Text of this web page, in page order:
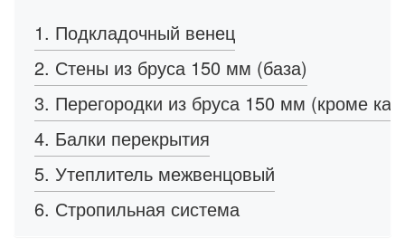
1. Подкладочный венец
2. Стены из бруса 150 мм (база)
3. Перегородки из бруса 150 мм (кроме
4. Балки перекрытия
5. Утеплитель межвенцовый
6. Стропильная система